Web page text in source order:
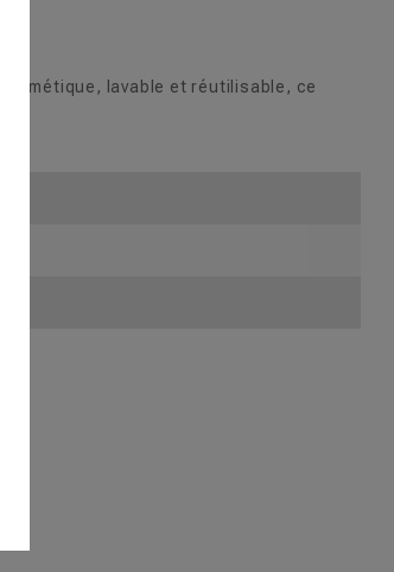
lavable et réutilisable, ce